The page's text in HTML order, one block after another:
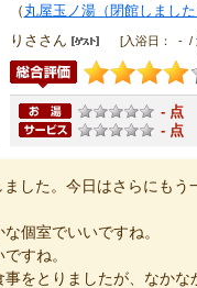
（ 丸屋玉ノ湯（閉館しました
りささん
[入浴日： - /
- 点
- 点
した。今日はさらにもう
個室でいいですね。
すね。
をとりましたが、なかな